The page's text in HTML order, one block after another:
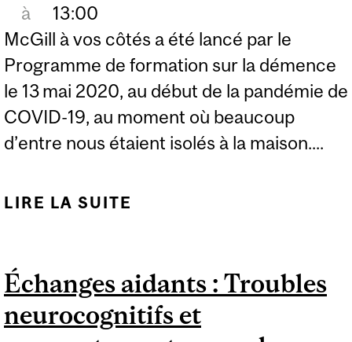
à
13:00
McGill à vos côtés a été lancé par le
Programme de formation sur la démence
le 13 mai 2020, au début de la pandémie de
COVID-19, au moment où beaucoup
d’entre nous étaient isolés à la maison....
LIRE LA SUITE
CÉLÉBRER LE
100E ÉPISODE
Échanges aidants : Troubles
neurocognitifs et